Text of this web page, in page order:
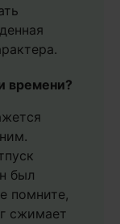
времени?
был
помните,
сжимает